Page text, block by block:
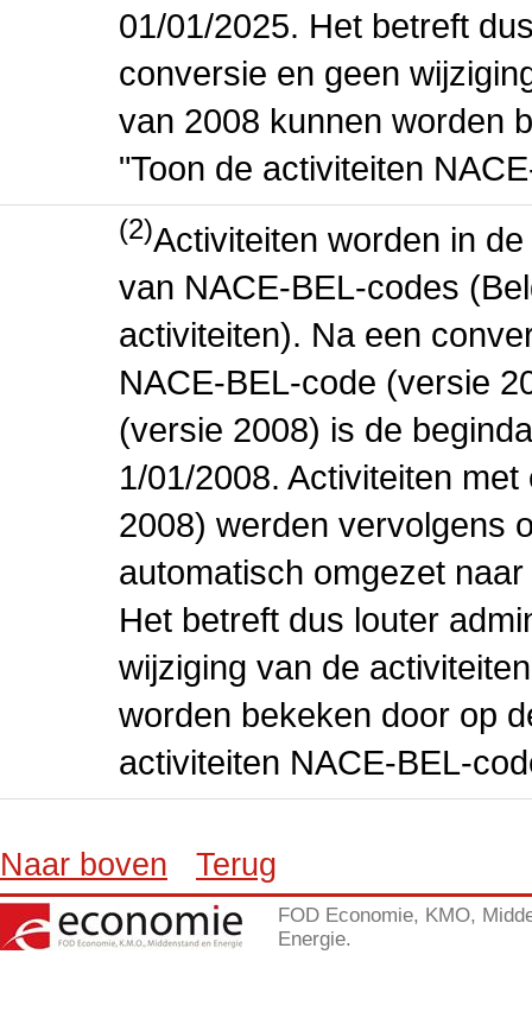
01/01/2025. Het betreft
conversie en geen
van 2008 kunnen worden
"Toon de activiteiten
(2)Activiteiten worden in
van NACE-BEL-codes
activiteiten). Na een
NACE-BEL-code (versie
(versie 2008) is de
1/01/2008. Activiteiten
2008) werden vervolgens
automatisch omgezet
Het betreft dus louter
wijziging van de
worden bekeken door op
activiteiten NACE-BEL-
Naar boven Terug
FOD Economie, KMO,
Energie.